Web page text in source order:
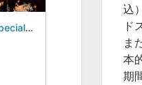
Miyuki Moriya Special Session featuring Fumio Itabashi - August 17, 2026 -
込
ド
ま
本
期